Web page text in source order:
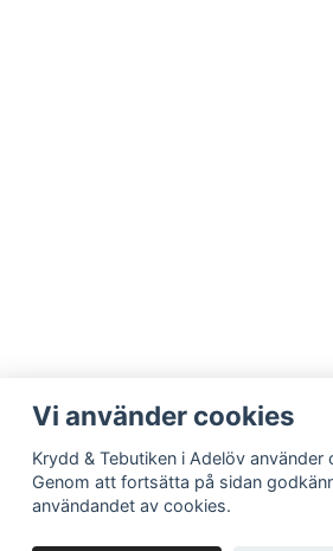
Vi använder cookies
Krydd & Tebutiken i Adelöv använder
Genom att fortsätta på sidan
användandet av cookies.